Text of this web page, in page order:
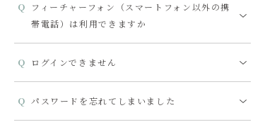
フィーチャーフォン（スマートフォン以外の携
帯電話）は利用できますか
ログインできません
パスワードを忘れてしまいました